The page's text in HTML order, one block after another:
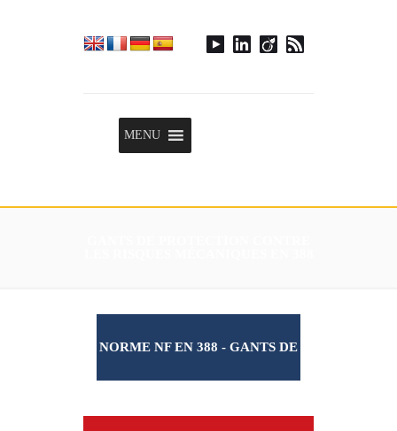
MENU
NORME NF EN 388 - GANTS DE
PROTECTION CONTRE LES